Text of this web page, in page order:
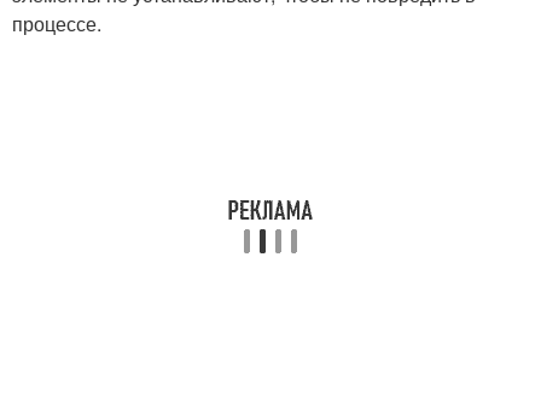
процессе.